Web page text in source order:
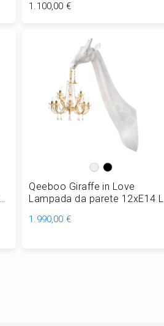
1.100,00 €
Qeeboo Giraffe in Love
Lampada da parete 12xE14 L
1.990,00 €